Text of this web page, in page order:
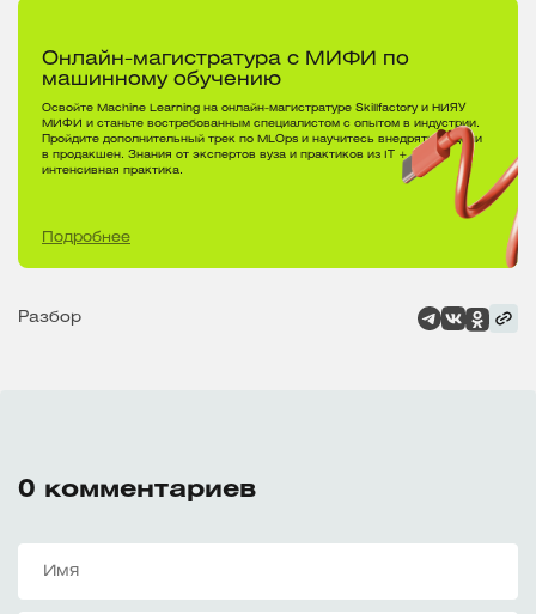
Онлайн-магистратура с МИФИ по
машинному обучению
Освойте Machine Learning на онлайн-магистратуре Skillfactory и НИЯУ
МИФИ и станьте востребованным специалистом с опытом в индустрии.
Пройдите дополнительный трек по MLOps и научитесь внедрять модели
в продакшен. Знания от экспертов вуза и практиков из IT +
интенсивная практика.
Подробнее
Разбор
0 комментариев